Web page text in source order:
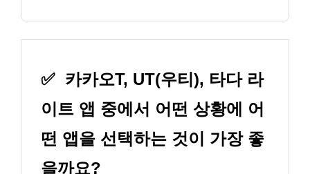
✅ 카카오T, UT(우티), 타다 라
이트 앱 중에서 어떤 상황에 어
떤 앱을 선택하는 것이 가장 좋
을까요?